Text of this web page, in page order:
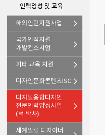
인력양성 및 교육
해외인턴지원사업
국가인적자원
개발컨소시엄
기타 교육 지원
디자인문화콘텐츠ISC
디지털융합디자인
전문인력양성사업
(석·박사)
세계일류 디자이너